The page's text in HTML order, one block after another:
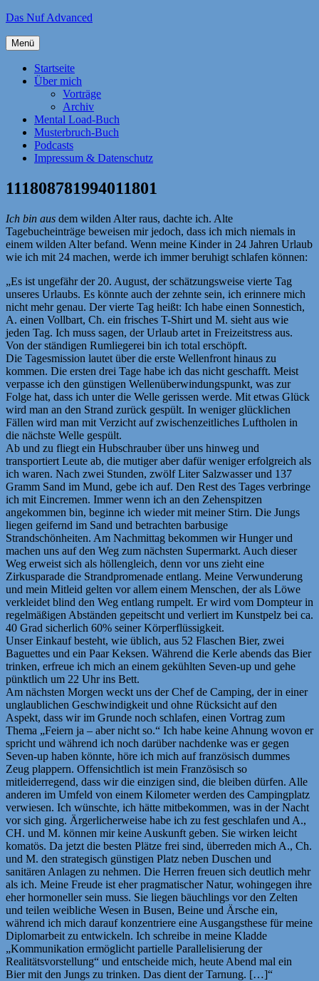
Zum
springen
Das Nuf Advanced
Menü
Startseite
Über mich
Vorträge
Archiv
Mental Load-Buch
Musterbruch-Buch
Podcasts
Impressum & Datenschutz
111808781994011801
Ich bin aus dem wilden Alter raus, dachte ich. Alte
Tagebucheinträge beweisen mir jedoch, dass ich mich niemals in
einem wilden Alter befand. Wenn meine Kinder in 24 Jahren Urlaub
wie ich mit 24 machen, werde ich immer beruhigt schlafen können:
„Es ist ungefähr der 20. August, der schätzungsweise vierte Tag
unseres Urlaubs. Es könnte auch der zehnte sein, ich erinnere mich
nicht mehr genau. Der vierte Tag heißt: Ich habe einen Sonnestich,
A. einen Vollbart, Ch. ein frisches T-Shirt und M. sieht aus wie
jeden Tag. Ich muss sagen, der Urlaub artet in Freizeitstress aus.
Von der ständigen Rumliegerei bin ich total erschöpft.
Die Tagesmission lautet über die erste Wellenfront hinaus zu
kommen. Die ersten drei Tage habe ich das nicht geschafft. Meist
verpasse ich den günstigen Wellenüberwindungspunkt, was zur
Folge hat, dass ich unter die Welle gerissen werde. Mit etwas Glück
wird man an den Strand zurück gespült. In weniger glücklichen
Fällen wird man mit Verzicht auf zwischenzeitliches Luftholen in
die nächste Welle gespült.
Ab und zu fliegt ein Hubschrauber über uns hinweg und
transportiert Leute ab, die mutiger aber dafür weniger erfolgreich als
ich waren. Nach zwei Stunden, zwölf Liter Salzwasser und 137
Gramm Sand im Mund, gebe ich auf. Den Rest des Tages verbringe
ich mit Eincremen. Immer wenn ich an den Zehenspitzen
angekommen bin, beginne ich wieder mit meiner Stirn. Die Jungs
liegen geifernd im Sand und betrachten barbusige
Strandschönheiten. Am Nachmittag bekommen wir Hunger und
machen uns auf den Weg zum nächsten Supermarkt. Auch dieser
Weg erweist sich als höllengleich, denn vor uns zieht eine
Zirkusparade die Strandpromenade entlang. Meine Verwunderung
und mein Mitleid gelten vor allem einem Menschen, der als Löwe
verkleidet blind den Weg entlang rumpelt. Er wird vom Dompteur in
regelmäßigen Abständen gepeitscht und verliert im Kunstpelz bei ca.
40 Grad sicherlich 60% seiner Körperflüssigkeit.
Unser Einkauf besteht, wie üblich, aus 52 Flaschen Bier, zwei
Baguettes und ein Paar Keksen. Während die Kerle abends das Bier
trinken, erfreue ich mich an einem gekühlten Seven-up und gehe
pünktlich um 22 Uhr ins Bett.
Am nächsten Morgen weckt uns der Chef de Camping, der in einer
unglaublichen Geschwindigkeit und ohne Rücksicht auf den
Aspekt, dass wir im Grunde noch schlafen, einen Vortrag zum
Thema „Feiern ja – aber nicht so.“ Ich habe keine Ahnung wovon er
spricht und während ich noch darüber nachdenke was er gegen
Seven-up haben könnte, höre ich mich auf französisch dummes
Zeug plappern. Offensichtlich ist mein Französisch so
mitleiderregend, dass wir die einzigen sind, die bleiben dürfen. Alle
anderen im Umfeld von einem Kilometer werden des Campingplatz
verwiesen. Ich wünschte, ich hätte mitbekommen, was in der Nacht
vor sich ging. Ärgerlicherweise habe ich zu fest geschlafen und A.,
CH. und M. können mir keine Auskunft geben. Sie wirken leicht
komatös. Da jetzt die besten Plätze frei sind, überreden mich A., Ch.
und M. den strategisch günstigen Platz neben Duschen und
sanitären Anlagen zu nehmen. Die Herren freuen sich deutlich mehr
als ich. Meine Freude ist eher pragmatischer Natur, wohingegen ihre
eher hormoneller sein muss. Sie liegen bäuchlings vor den Zelten
und teilen weibliche Wesen in Busen, Beine und Ärsche ein,
während ich mich darauf konzentriere eine Ausgangsthese für meine
Diplomarbeit zu entwickeln. Ich schreibe in meine Kladde
„Kommunikation ermöglicht partielle Parallelisierung der
Realitätsvorstellung“ und entscheide mich, heute Abend mal ein
Bier mit den Jungs zu trinken. Das dient der Tarnung. […]“